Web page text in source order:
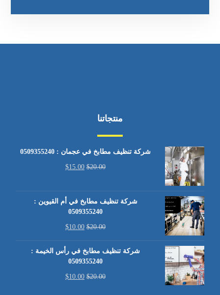
منتجاتنا
شركة تنظيف مطابخ في عجمان : 0509355240
$20.00
$15.00
شركة تنظيف مطابخ في أم القيوين :
0509355240
$20.00
$10.00
شركة تنظيف مطابخ في رأس الخيمة :
0509355240
$20.00
$10.00